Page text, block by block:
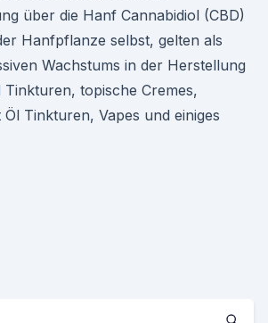
über die Hanf Cannabidiol (CBD)
Hanfpflanze selbst, gelten als
Wachstums in der Herstellung
topische Cremes,
Tinkturen, Vapes und einiges